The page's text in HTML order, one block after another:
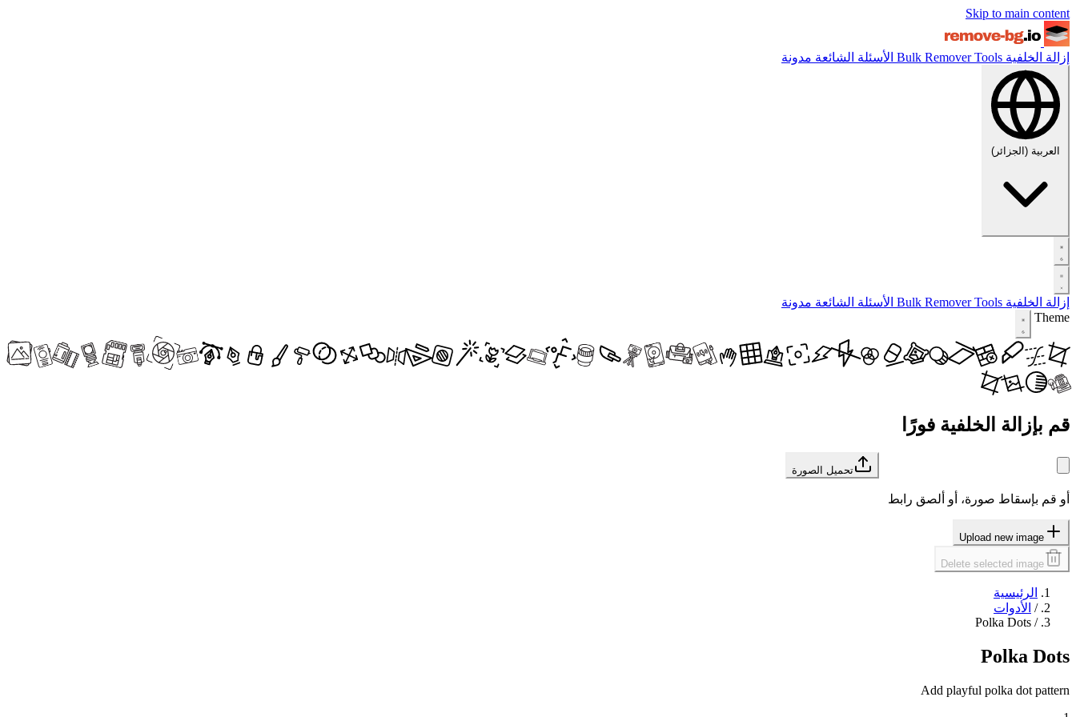
Skip to main content
إزالة الخلفية Bulk RemoverTools الأسئلة الشائعة مدونة
العربية (الجزائر)
إزالة الخلفية Bulk RemoverTools الأسئلة الشائعة مدونة
Theme
قم بإزالة الخلفية فورًا
تحميل الصورة
أو قم بإسقاط صورة، أو ألصق رابط
Upload new image
Delete selected image
الرئيسية
/ الأدوات
/
Polka Dots
Polka Dots
Add playful polka dot pattern